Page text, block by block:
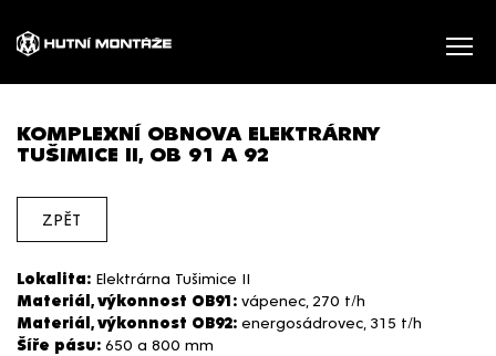
KOMPLEXNÍ OBNOVA ELEKTRÁRNY
TUŠIMICE II, OB 91 A 92
ZPĚT
Lokalita: Elektrárna Tušimice II
Materiál, výkonnost OB91: vápenec, 270 t/h
Materiál, výkonnost OB92: energosádrovec, 315 t/h
Šíře pásu: 650 a 800 mm